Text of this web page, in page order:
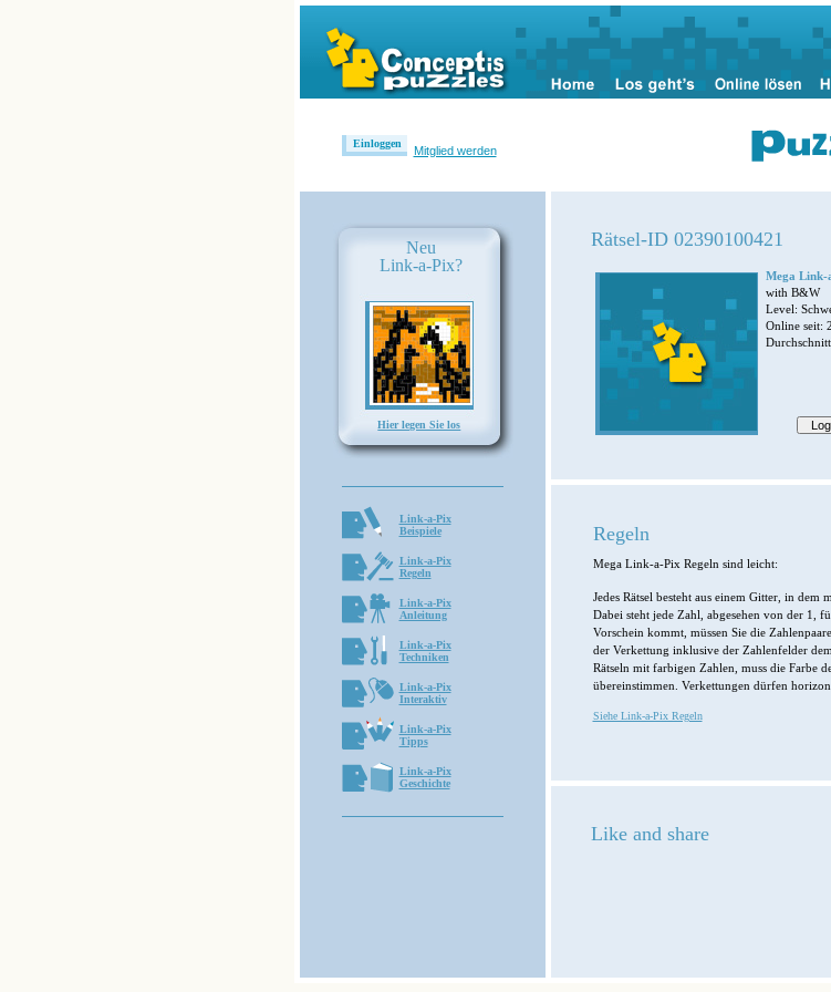
Einloggen
Mitglied werden
Neu
Link-a-Pix?
Hier legen Sie los
Link-a-Pix
Beispiele
Link-a-Pix
Regeln
Link-a-Pix
Anleitung
Link-a-Pix
Techniken
Link-a-Pix
Interaktiv
Link-a-Pix
Tipps
Link-a-Pix
Geschichte
Rätsel-ID 02390100421
Mega Link-
with B&W
Level:
Online seit:
Regeln
Mega Link-a-Pix Regeln sind leicht:
Jedes Rätsel besteht aus einem Gitter, in dem
Dabei steht jede Zahl, abgesehen von der 1,
Vorschein kommt, müssen Sie die
der Verkettung inklusive der Zahlenfelder
Rätseln mit farbigen Zahlen, muss die Farbe
übereinstimmen. Verkettungen dürfen
Siehe Link-a-Pix Regeln
Like and share